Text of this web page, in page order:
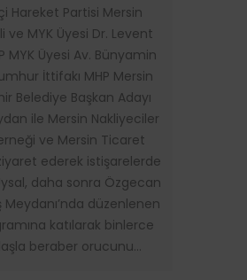
Hareket Partisi Mersin
ve MYK Üyesi Dr. Levent
MYK Üyesi Av. Bünyamin
İttifakı MHP Mersin
Belediye Başkan Adayı
ile Mersin Nakliyeciler
ve Mersin Ticaret
ziyaret ederek istişarelerde
daha sonra Özgecan
Meydanı’nda düzenlenen
katılarak binlerce
beraber orucunu…